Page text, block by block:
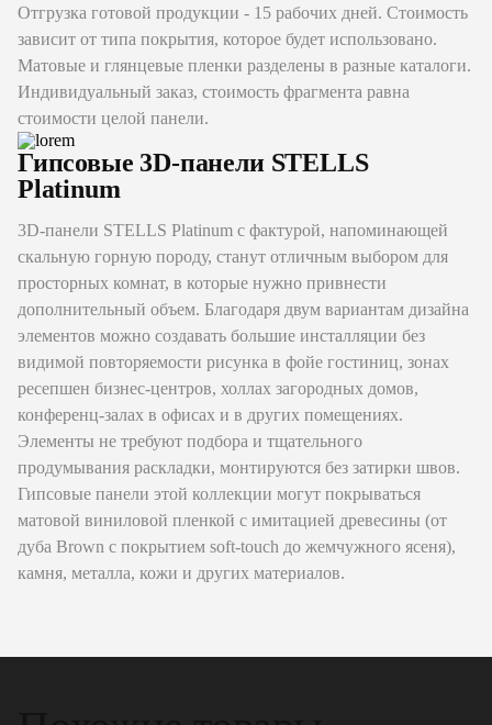
Отгрузка готовой продукции - 15 рабочих дней. Стоимость
зависит от типа покрытия, которое будет использовано.
Матовые и глянцевые пленки разделены в разные каталоги.
Индивидуальный заказ, стоимость фрагмента равна
стоимости целой панели.
Гипсовые 3D-панели STELLS
Platinum
3D-панели STELLS Platinum с фактурой, напоминающей
скальную горную породу, станут отличным выбором для
просторных комнат, в которые нужно привнести
дополнительный объем. Благодаря двум вариантам дизайна
элементов можно создавать большие инсталляции без
видимой повторяемости рисунка в фойе гостиниц, зонах
ресепшен бизнес-центров, холлах загородных домов,
конференц-залах в офисах и в других помещениях.
Элементы не требуют подбора и тщательного
продумывания раскладки, монтируются без затирки швов.
Гипсовые панели этой коллекции могут покрываться
матовой виниловой пленкой с имитацией древесины (от
дуба Brown с покрытием soft-touch до жемчужного ясеня),
камня, металла, кожи и других материалов.